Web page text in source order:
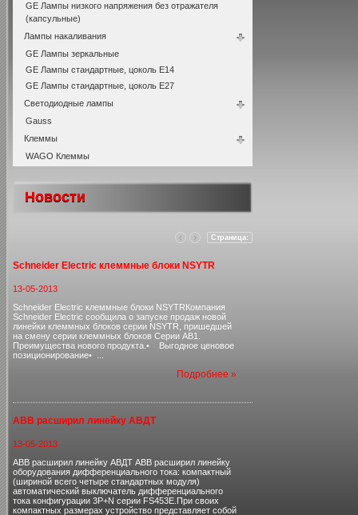
GE Лампы низкого напряжения без отражателя
(капсульные)
Лампы накаливания
GE Лампы зеркальные
GE Лампы стандартные, цоколь Е14
GE Лампы стандартные, цоколь Е27
Светодиодные лампы
Gauss
Клеммы
WAGO Клеммы
Новости
Страница:
Schneider Electric клеммные блоки NSYTR
13-05-2013
Schneider Electric клеммные блоки NSYTRКомпания
Schneider Electric сообщила о запуске продаж новой
линейки клеммных блоков серии NSYTR, пришедшей
на смену серии клеммных блоков Серии AB1.
Преимущества нового продукта.• Выгодное ценовое
позиционирование• ...
Подробнее »
ABB расширил линейку АВДТ
13-05-2013
ABB расширил линейку АВДТ ABB расширил линейку
оборудования дифференциального тока: компактный
(шириной всего четыре стандартных модуля)
автоматический выключатель дифференциального
тока конфигурации 3P+N серии FS453E.При своих
компактных размерах устройство представляет собой